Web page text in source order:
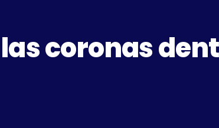
coronas